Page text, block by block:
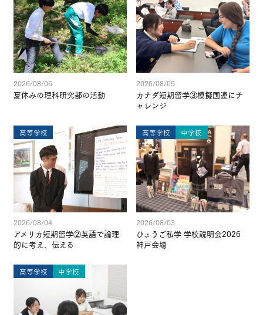
2026/08/06
夏休みの理科研究部の活動
2026/08/05
カナダ短期留学③模擬国連にチ
ャレンジ
高等学校
2026/08/04
アメリカ短期留学②英語で論理
的に考え、伝える
高等学校 中学校
2026/08/03
ひょうご私学 学校説明会2026
神戸会場
高等学校 中学校